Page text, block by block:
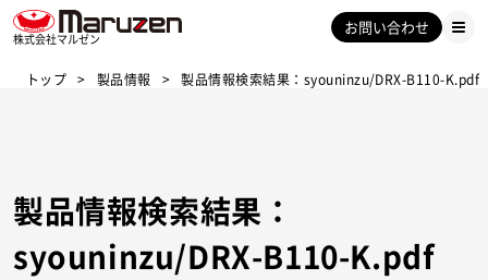
株式会社マルゼン
お問い合わせ
トップ 製品情報 製品情報検索結果：syouninzu/DRX-B110-K.pdf
製品情報検索結果：
syouninzu/DRX-B110-K.pdf